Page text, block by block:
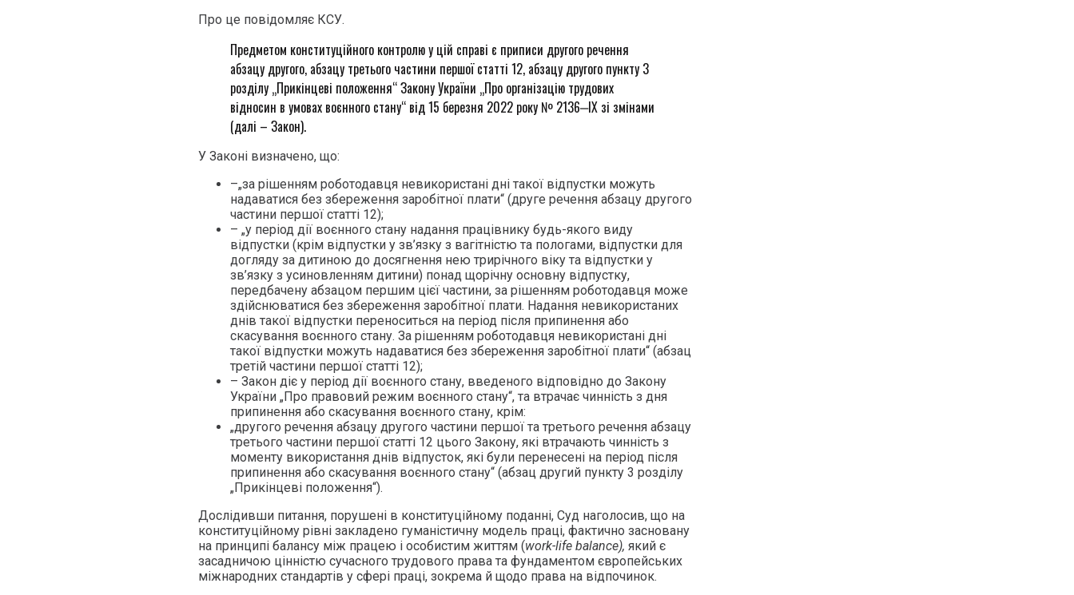
Про це повідомляє КСУ.
Предметом конституційного контролю у цій справі є приписи другого речення
абзацу другого, абзацу третього частини першої статті 12, абзацу другого пункту 3
розділу „Прикінцеві положення“ Закону України „Про організацію трудових
відносин в умовах воєнного стану“ від 15 березня 2022 року № 2136‒IX зі змінами
(далі – Закон).
У Законі визначено, що:
–„за рішенням роботодавця невикористані дні такої відпустки можуть
надаватися без збереження заробітної плати“ (друге речення абзацу другого
частини першої статті 12);
– „у період дії воєнного стану надання працівнику будь-якого виду
відпустки (крім відпустки у зв’язку з вагітністю та пологами, відпустки для
догляду за дитиною до досягнення нею трирічного віку та відпустки у
зв’язку з усиновленням дитини) понад щорічну основну відпустку,
передбачену абзацом першим цієї частини, за рішенням роботодавця може
здійснюватися без збереження заробітної плати. Надання невикористаних
днів такої відпустки переноситься на період після припинення або
скасування воєнного стану. За рішенням роботодавця невикористані дні
такої відпустки можуть надаватися без збереження заробітної плати“ (абзац
третій частини першої статті 12);
– Закон діє у період дії воєнного стану, введеного відповідно до Закону
України „Про правовий режим воєнного стану“, та втрачає чинність з дня
припинення або скасування воєнного стану, крім:
„другого речення абзацу другого частини першої та третього речення абзацу
третього частини першої статті 12 цього Закону, які втрачають чинність з
моменту використання днів відпусток, які були перенесені на період після
припинення або скасування воєнного стану“ (абзац другий пункту 3 розділу
„Прикінцеві положення“).
Дослідивши питання, порушені в конституційному поданні, Суд наголосив, що на
конституційному рівні закладено гуманістичну модель праці, фактично засновану
на принципі балансу між працею і особистим життям (work-life balance), який є
засадничою цінністю сучасного трудового права та фундаментом європейських
міжнародних стандартів у сфері праці, зокрема й щодо права на відпочинок.